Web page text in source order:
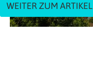
WEITER ZUM ARTIKEL